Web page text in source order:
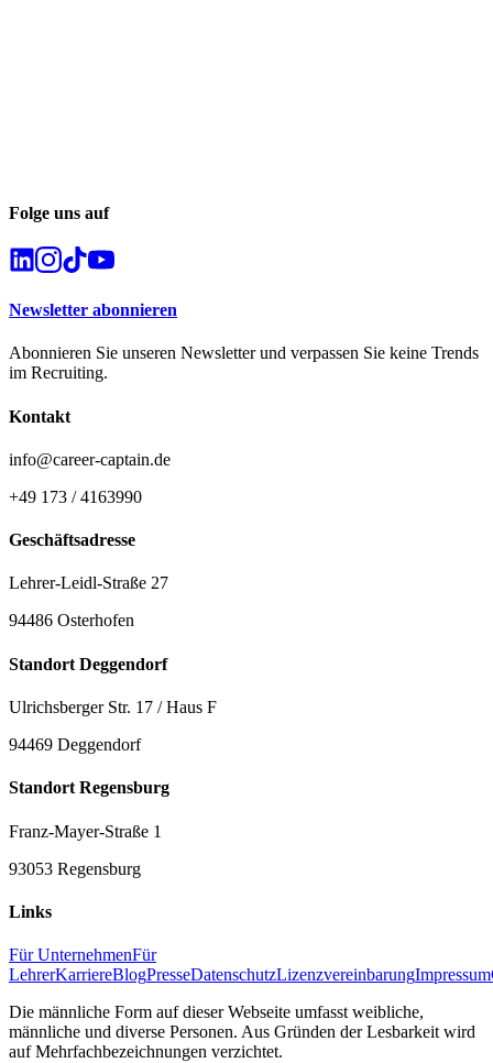
Folge uns auf
Newsletter abonnieren
Abonnieren Sie unseren Newsletter und verpassen Sie keine Trends
im Recruiting.
Kontakt
info@career-captain.de
+49 173 / 4163990
Geschäftsadresse
Lehrer-Leidl-Straße 27
94486 Osterhofen
Standort Deggendorf
Ulrichsberger Str. 17 / Haus F
94469 Deggendorf
Standort Regensburg
Franz-Mayer-Straße 1
93053 Regensburg
Links
Für UnternehmenFür
LehrerKarriereBlogPresseDatenschutzLizenzvereinbarungImpressum
Die männliche Form auf dieser Webseite umfasst weibliche,
männliche und diverse Personen. Aus Gründen der Lesbarkeit wird
auf Mehrfachbezeichnungen verzichtet.